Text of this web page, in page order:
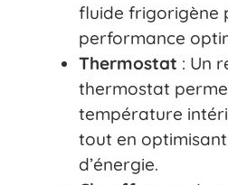
fluide frigorigène
performance
Thermostat : Un
thermostat
température
tout en
d’énergie.